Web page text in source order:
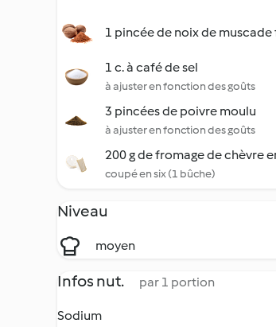
1 pincée de noix de
1 c. à café de sel
à ajuster en fonction des goûts
3 pincées de poivre moulu
à ajuster en fonction des goûts
200 g de fromage de chèvre
coupé en six (1 bûche)
Niveau
moyen
Infos nut. par 1 portion
Sodium